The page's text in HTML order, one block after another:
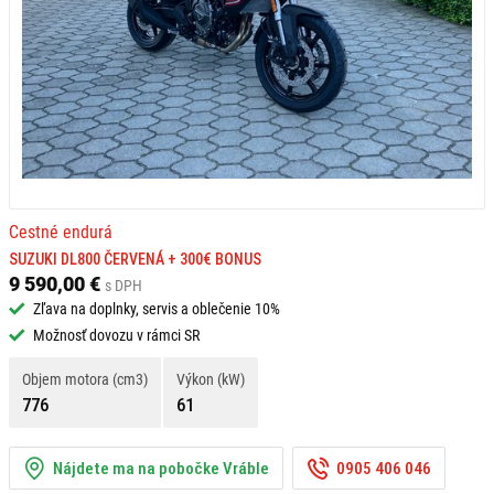
Cestné endurá
SUZUKI DL800 ČERVENÁ + 300€ BONUS
9 590,00 € s DPH
Zľava na doplnky, servis a oblečenie 10%
Možnosť dovozu v rámci SR
Objem motora (cm3)
776
Výkon (kW)
61
Nájdete ma na pobočke Vráble 0905 406 046